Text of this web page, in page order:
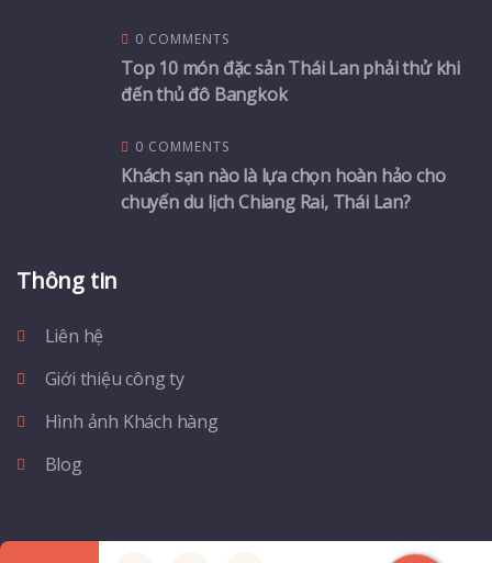
0 COMMENTS
Top 10 món đặc sản Thái Lan phải thử khi
đến thủ đô Bangkok
0 COMMENTS
Khách sạn nào là lựa chọn hoàn hảo cho
chuyến du lịch Chiang Rai, Thái Lan?
Thông tin
Liên hệ
Giới thiệu công ty
Hình ảnh Khách hàng
Blog